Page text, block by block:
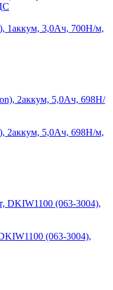
1аккум, 3,0Ач, 700Н/м,
2аккум, 5,0Ач, 698Н/м,
(063-3004),